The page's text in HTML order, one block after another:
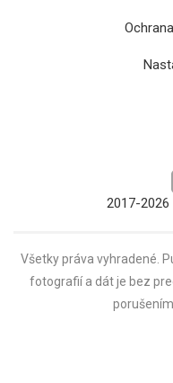
Pripomíname si
svadby
Protipožiarne
2017-2026
Všetky práva vyhradené.
fotografií a dát je bez